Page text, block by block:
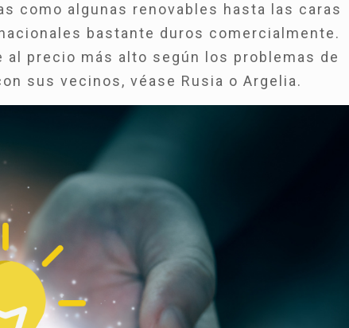
como algunas renovables hasta las caras
bastante duros comercialmente.
precio más alto según los problemas de
sus vecinos, véase Rusia o Argelia.